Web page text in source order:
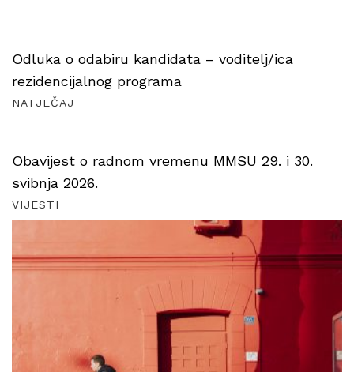
Odluka o odabiru kandidata – voditelj/ica
rezidencijalnog programa
NATJEČAJ
Obavijest o radnom vremenu MMSU 29. i 30.
svibnja 2026.
VIJESTI